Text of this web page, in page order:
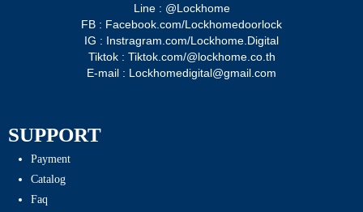
Line : @Lockhome
FB : Facebook.com/Lockhomedoorlock
IG : Instragram.com/Lockhome.Digital
Tiktok : Tiktok.com/@lockhome.co.th
E-mail : Lockhomedigital@gmail.com
SUPPORT
Payment
Catalog
Faq